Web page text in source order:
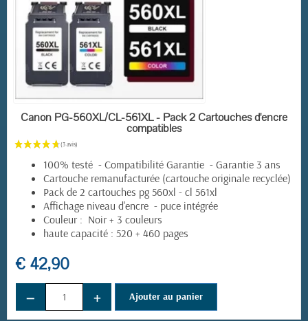
EN STOCK
Canon PG-560XL/CL-561XL - Pack 2 Cartouches d'encre
compatibles
100% testé - Compatibilité Garantie - Garantie 3 ans
Cartouche remanufacturée (cartouche originale recyclée)
Pack de 2 cartouches pg 560xl - cl 561xl
Affichage niveau d'encre - puce intégrée
Couleur : Noir + 3 couleurs
haute capacité : 520 + 460 pages
€ 42,90
− + Ajouter au panier